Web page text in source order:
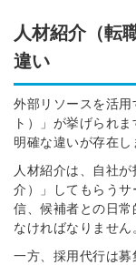
人材紹介（転
違い
外部リソースを活
ト）」が挙げられ
明確な違いが存在し
人材紹介は、自社
介）」してもらう
信、候補者との日
なければなりません
一方、採用代行は